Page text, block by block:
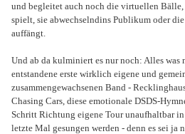
und begleitet auch noch die virtuellen
spielt, sie abwechselndins Publikum oder
auffängt.
Und ab da kulminiert es nur noch: Alles
entstandene erste wirklich eigene und
zusammengewachsenen Band -
Chasing Cars, diese emotionale DSDS-
Schritt Richtung eigene Tour unaufhaltbar
letzte Mal gesungen werden - denn es sei ja